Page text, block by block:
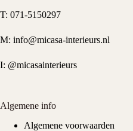
T: 071-5150297
M: info@micasa-interieurs.nl
I: @micasainterieurs
Algemene info
Algemene voorwaarden